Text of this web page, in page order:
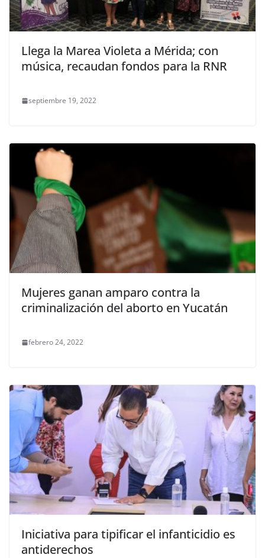
Llega la Marea Violeta a Mérida; con
música, recaudan fondos para la RNR
septiembre 19, 2022
Mujeres ganan amparo contra la
criminalización del aborto en Yucatán
febrero 24, 2022
Iniciativa para tipificar el infanticidio es
antiderechos